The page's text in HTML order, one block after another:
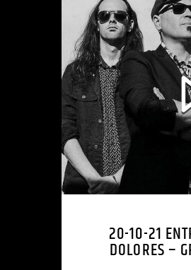
20-10-21
DOLORES –